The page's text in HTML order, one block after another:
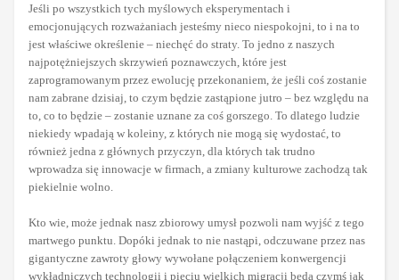
Jeśli po wszystkich tych myślowych eksperymentach i
emocjonujących rozważaniach jesteśmy nieco niespokojni, to i na to
jest właściwe określenie – niechęć do straty. To jedno z naszych
najpotężniejszych skrzywień poznawczych, które jest
zaprogramowanym przez ewolucję przekonaniem, że jeśli coś zostanie
nam zabrane dzisiaj, to czym będzie zastąpione jutro – bez względu na
to, co to będzie – zostanie uznane za coś gorszego. To dlatego ludzie
niekiedy wpadają w koleiny, z których nie mogą się wydostać, to
również jedna z głównych przyczyn, dla których tak trudno
wprowadza się innowacje w firmach, a zmiany kulturowe zachodzą tak
piekielnie wolno.
Kto wie, może jednak nasz zbiorowy umysł pozwoli nam wyjść z tego
martwego punktu. Dopóki jednak to nie nastąpi, odczuwane przez nas
gigantyczne zawroty głowy wywołane połączeniem konwergencji
wykładniczych technologii i pięciu wielkich migracji będą czymś jak